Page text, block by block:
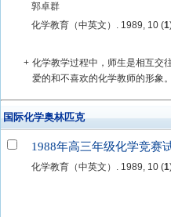
郭卓群
化学教育（中英文）. 1989, 10 (1
+ 化学教学过程中，师生是相互交
爱的和不喜欢的化学教师的形象。
国际化学奥林匹克
1988年高三年级化学竞赛
化学教育（中英文）. 1989, 10 (1